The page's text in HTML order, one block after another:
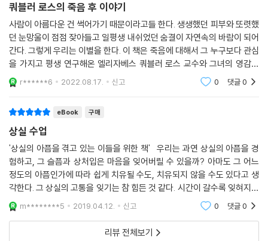
상실을 막을 수 없었던 스스로에 대한 분노, 혼자만 살아남아 있음에 대한
죄의식, 자신이 벌 받았다는 느낌, 내가 대신 죽었어야 하는 게 아닌가 하는
죄책감, 사랑하는 이 대신 자신을 죽게 해달라는 기도, 충분히 절망했다고
생각했지만 절망은 때때로 불쑥불쑥 나타나고, 아무 이유 없이 울음이 터
져 나온다.
이 책에서 상실은 극복될 수 없고 고통은 사라지지 않으며, 애도하는 슬픔
은 치유에서 꼭 거쳐야 하는 시간이니 가족이나 친구들은 상실감에 주위
사람들로부터 고립되는 시간을 잘 지켜봐줘야 한다는 것이다. 시간이 얼마
나 주어지든 삶이 얼마큼 완전하든 죽음은 인간에게 여전히 깊은 상실이라
는 것. 슬픔을 통과하지 않으면 영혼과 정신, 마음을 치유할 기회를 잃는다
고 말한다.
꿈을 통해 떠나간 이는 여전히 함께 하고 있고, 죄책감에서 벗어나라 위로
하고, 지친 삶에 희망을 주는 메시지를 전하는 일상의 사건이나 환영 등은
지극히 정상적인 현상이며 상실의 아픔을 지나고 있는 이들에게 너무도 큰
치유와 위안이 됨을. 장례식은 떠나간 이를 그리며 다 같이 추모하는 시간
쿼블러 로스의 죽음 후 이야기
사람이 아름다운 건 썩어가기 때문이라고들 한다. 생생했던 피부와 또렷했
던 눈망울이 점점 잦아들고 일평생 내쉬었던 숨결이 자연속의 바람이 되어
간다. 그렇게 우리는 이별을 한다. 이 책은 죽음에 대해서 그 누구보다 관심
을 가지고 평생 연구해온 엘리자베스 쿼블러 로스 교수와 그녀의 영감을
받은 로스 데이비드 케슬러의 공저로 곁에 소중한 사람을 떠나보내고 느껴
지는 우울감
r******6 2022.08.17. 신고 0 댓글0
eBook 구매
상실 수업
'상실의 아픔을 겪고 있는 이들을 위한 책' 우리는 과연 상실의 아픔을 경
험하고, 그 슬픔과 상처입은 마음을 잊어버릴 수 있을까? 아마도 그 어느
정도의 아픔인가에 따라 쉽게 치유될 수도, 치유되지 않을 수도 있다고 생
각한다. 그 상실의 고통을 잊기는 참 힘든 것 같다. 시간이 갈수록 잊혀지는
것도 있지만, 시간이 지날수록 더 분명해지는 고통도 있다. 저자의 이야기
처럼
m********5 2019.04.12. 신고 0 댓글0
리뷰 전체보기